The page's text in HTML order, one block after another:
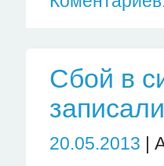
Сбой в
20.05.2013 |